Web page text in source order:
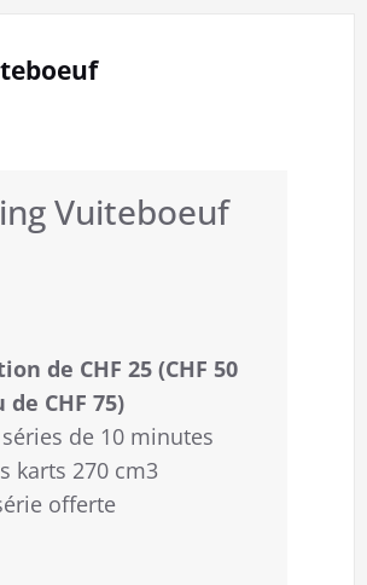
Vuiteboeuf
de CHF 25 (CHF 50
CHF 75)
de 10 minutes
karts 270 cm3
offerte